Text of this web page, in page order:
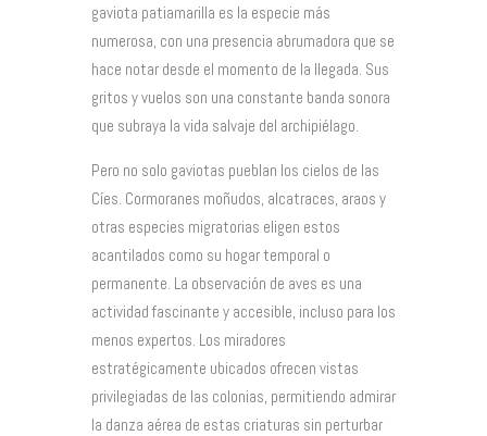
gaviota patiamarilla es la especie más
numerosa, con una presencia abrumadora que se
hace notar desde el momento de la llegada. Sus
gritos y vuelos son una constante banda sonora
que subraya la vida salvaje del archipiélago.
Pero no solo gaviotas pueblan los cielos de las
Cíes. Cormoranes moñudos, alcatraces, araos y
otras especies migratorias eligen estos
acantilados como su hogar temporal o
permanente. La observación de aves es una
actividad fascinante y accesible, incluso para los
menos expertos. Los miradores
estratégicamente ubicados ofrecen vistas
privilegiadas de las colonias, permitiendo admirar
la danza aérea de estas criaturas sin perturbar